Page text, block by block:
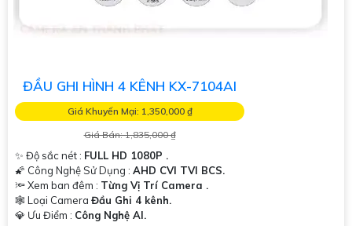
phẩm cụ thể hơn, đừng ngần ngại để lại câu hỏi!
ĐẦU GHI HÌNH 4 KÊNH KX-7104AI
Giá Khuyến Mại: 1,350,000 ₫
Giá Bán: 1,835,000 ₫
✨ Độ sắc nét : FULL HD 1080P .
🌠 Công Nghệ Sử Dụng : AHD CVI TVI BCS.
🔦 Xem ban đêm : Từng Vị Trí Camera .
🕸️ Loại Camera Đầu Ghi 4 kênh.
️💎 Ưu Điểm : Công Nghệ AI.